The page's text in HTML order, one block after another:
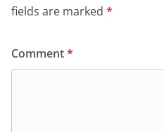
fields are marked *
Comment*